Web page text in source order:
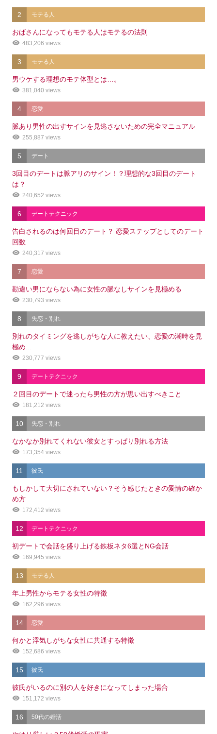
2 モテる人
おばさんになってもモテる人はモテるの法則
483,206 views
3 モテる人
男ウケする理想のモテ体型とは…。
381,040 views
4 恋愛
脈あり男性の出すサインを見逃さないための完全マニュアル
255,887 views
5 デート
3回目のデートは脈アリのサイン！？理想的な3回目のデート
は？
240,652 views
6 デートテクニック
告白されるのは何回目のデート？ 恋愛ステップとしてのデート
回数
240,317 views
7 恋愛
勘違い男にならない為に女性の脈なしサインを見極める
230,793 views
8 失恋・別れ
別れのタイミングを逃しがちな人に教えたい、恋愛の潮時を見
極め...
230,777 views
9 デートテクニック
２回目のデートで迷ったら男性の方が思い出すべきこと
181,212 views
10 失恋・別れ
なかなか別れてくれない彼女とすっぱり別れる方法
173,354 views
11 彼氏
もしかして大切にされていない？そう感じたときの愛情の確か
め方
172,412 views
12 デートテクニック
初デートで会話を盛り上げる鉄板ネタ6選とNG会話
169,945 views
13 モテる人
年上男性からモテる女性の特徴
162,296 views
14 恋愛
何かと浮気しがちな女性に共通する特徴
152,686 views
15 彼氏
彼氏がいるのに別の人を好きになってしまった場合
151,172 views
16 50代の婚活